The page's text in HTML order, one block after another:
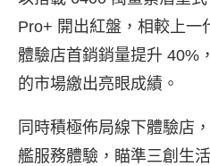
Pro+ 開出紅盤，相較上一
體驗店首銷銷量提升 40%
的市場繳出亮眼成績。
同時積極佈局線下體驗店
艦服務體驗，瞄準三創生